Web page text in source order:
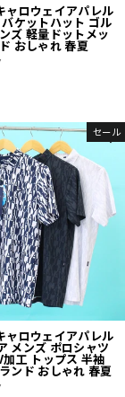
ロウェイアパレル
ケットハット ゴル
ズ 軽量ドットメッ
おしゃれ 春夏
セール
ロウェイアパレル
メンズ ポロシャツ
工 トップス 半袖
ンド おしゃれ 春夏